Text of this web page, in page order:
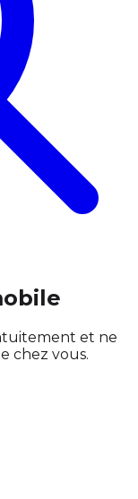
et ne
chez vous.